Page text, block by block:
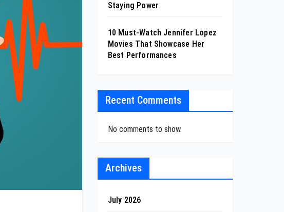
Staying Power
10 Must-Watch Jennifer Lopez
Movies That Showcase Her
Best Performances
Recent Comments
No comments to show.
Archives
July 2026